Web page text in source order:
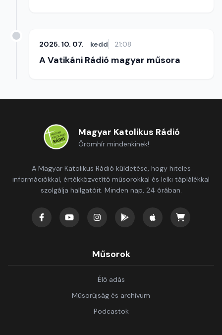
2025. 10. 07. kedd 21:08
A Vatikáni Rádió magyar műsora
Magyar Katolikus Rádió
Örömhír mindenkinek!
A Magyar Katolikus Rádió küldetése, hogy hiteles
információkkal, értékközvetítő műsorokkal és lelki táplálékkal
szolgálja hallgatóit. Minden nap, 24 órában.
Műsorok
Élő adás
Műsorújság és archívum
Podcastok